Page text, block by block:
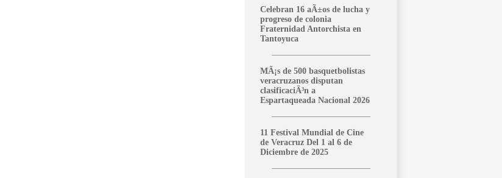
Celebran 16 aÃ±os de lucha y
progreso de colonia
Fraternidad Antorchista en
Tantoyuca
MÃ¡s de 500 basquetbolistas
veracruzanos disputan
clasificaciÃ³n a
Espartaqueada Nacional 2026
11 Festival Mundial de Cine
de Veracruz Del 1 al 6 de
Diciembre de 2025